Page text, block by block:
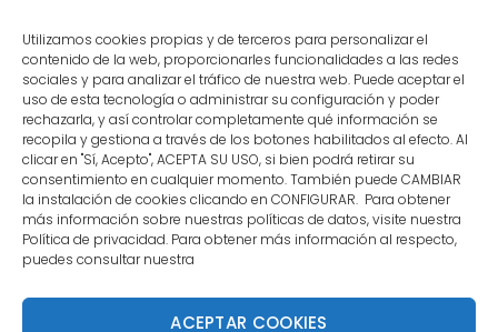
Utilizamos cookies propias y de terceros para personalizar el
contenido de la web, proporcionarles funcionalidades a las redes
sociales y para analizar el tráfico de nuestra web. Puede aceptar el
uso de esta tecnología o administrar su configuración y poder
rechazarla, y así controlar completamente qué información se
recopila y gestiona a través de los botones habilitados al efecto. Al
clicar en "Sí, Acepto", ACEPTA SU USO, si bien podrá retirar su
consentimiento en cualquier momento. También puede CAMBIAR
la instalación de cookies clicando en CONFIGURAR. Para obtener
más información sobre nuestras políticas de datos, visite nuestra
Política de privacidad. Para obtener más información al respecto,
puedes consultar nuestra
ACEPTAR COOKIES
CONTACTO
MENÚ PRINCIPAL
MI CUENTA
DOCUMENTACIÓN